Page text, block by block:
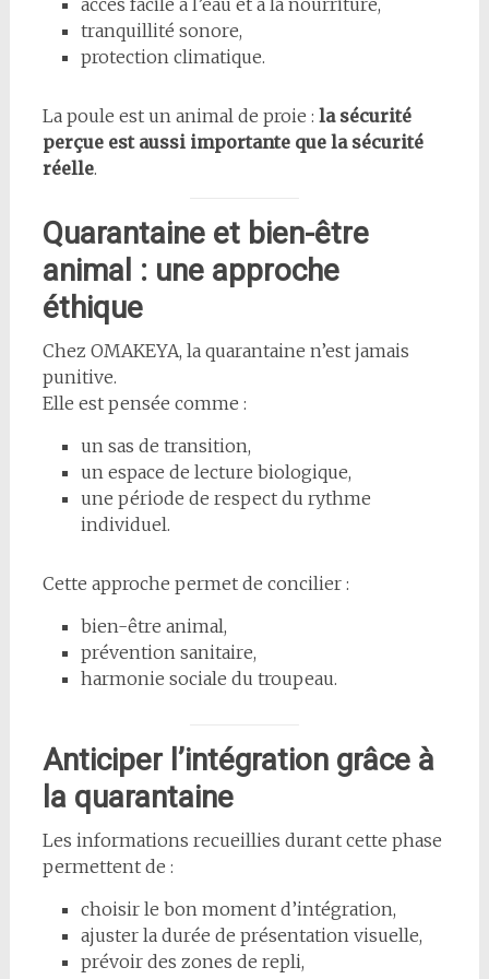
tranquillité sonore,
protection climatique.
La poule est un animal de proie : la sécurité
perçue est aussi importante que la sécurité
réelle.
Quarantaine et bien-être
animal : une approche
éthique
Chez OMAKEYA, la quarantaine n’est jamais
punitive.
Elle est pensée comme :
un sas de transition,
un espace de lecture biologique,
une période de respect du rythme
individuel.
Cette approche permet de concilier :
bien-être animal,
prévention sanitaire,
harmonie sociale du troupeau.
Anticiper l’intégration grâce à
la quarantaine
Les informations recueillies durant cette phase
permettent de :
choisir le bon moment d’intégration,
ajuster la durée de présentation visuelle,
prévoir des zones de repli,